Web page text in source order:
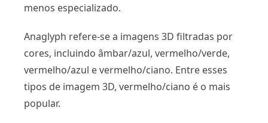
menos especializado.
Anaglyph refere-se a imagens 3D filtradas por
cores, incluindo âmbar/azul, vermelho/verde,
vermelho/azul e vermelho/ciano. Entre esses
tipos de imagem 3D, vermelho/ciano é o mais
popular.